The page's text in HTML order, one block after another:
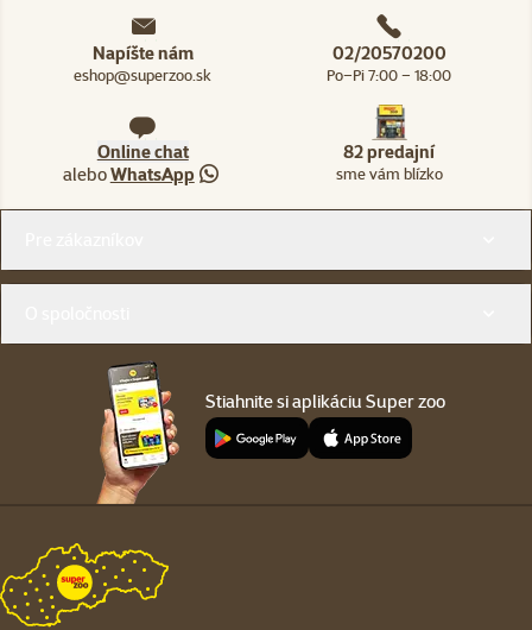
Napíšte nám
eshop@superzoo.sk
02/20570200
Po–Pi 7:00 – 18:00
Online chat
aleboWhatsApp
82 predajní
sme vám blízko
Stiahnite si aplikáciu Super zoo